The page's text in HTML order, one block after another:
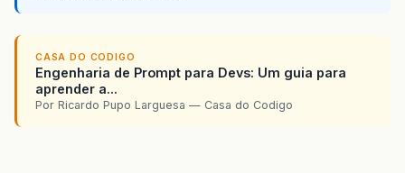
CASA DO CODIGO
Engenharia de Prompt para Devs: Um guia para
aprender a...
Por Ricardo Pupo Larguesa — Casa do Codigo